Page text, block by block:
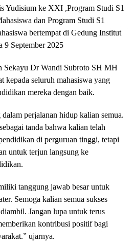
Yudisium ke XXI ,Program Studi S1
dan Program Studi S1
bertempat di Gedung Institut
9 September 2025
Sekayu Dr Wandi Subroto SH MH
kepada seluruh mahasiswa yang
mereka dengan baik.
perjalanan hidup kalian semua.
tanda bahwa kalian telah
di perguruan tinggi, tetapi
untuk terjun langsung ke
tanggung jawab besar untuk
Semoga kalian semua sukses
Jangan lupa untuk terus
kontribusi positif bagi
ujarnya.